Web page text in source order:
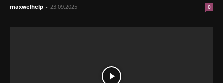
maxwelhelp - 23.09.2025 0